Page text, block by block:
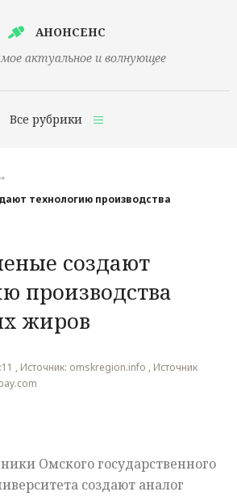
АНОНСЕНС
актуальное и волнующее
Все рубрики
технологию производства
создают
производства
жиров
, Источник: omskregion.info , Источник
Омского государственного
создают аналог